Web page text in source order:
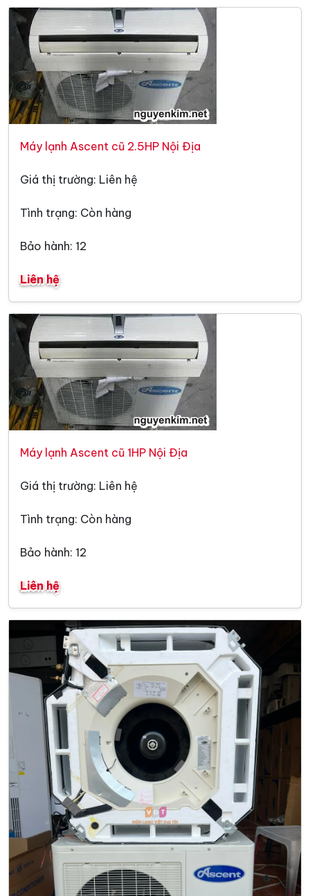
Máy lạnh Ascent cũ 2.5HP Nội Địa
Giá thị trường: Liên hệ
Tình trạng: Còn hàng
Bảo hành: 12
Liên hệ
Máy lạnh Ascent cũ 1HP Nội Địa
Giá thị trường: Liên hệ
Tình trạng: Còn hàng
Bảo hành: 12
Liên hệ